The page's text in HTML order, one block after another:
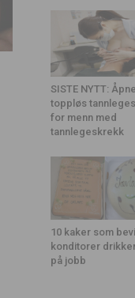
SISTE NYTT:
toppløs
for menn med
tannlegeskrekk
10 kaker som
konditorer
på jobb